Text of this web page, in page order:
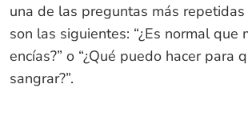
una de las preguntas más
son las siguientes: “¿Es normal que
encías?” o “¿Qué puedo hacer para
sangrar?”.